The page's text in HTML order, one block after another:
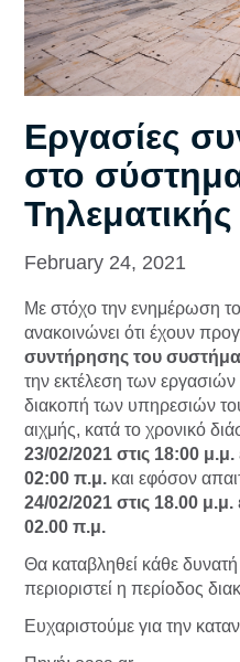
Εργασίες
στο
Τηλεματικής
February 24, 2021
Με στόχο την ενημέρωση
ανακοινώνει ότι έχουν
συντήρησης του
την εκτέλεση των
διακοπή των υπηρεσιών
αιχμής, κατά το χρονικό
23/02/2021 στις 18:00
02:00 π.μ. και εφόσον
24/02/2021 στις 18.00
02.00 π.μ.
Θα καταβληθεί κάθε
περιοριστεί η περίοδος
Ευχαριστούμε για την